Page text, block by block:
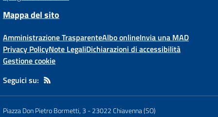
Mappa del sito
Amministrazione TrasparenteAlbo onlineInvia una MAD
Privacy PolicyNote LegaliDichiarazioni di accessibilità
Gestione cookie
Seguici su:
Piazza Don Pietro Bormetti, 3 -23022 Chiavenna (SO)